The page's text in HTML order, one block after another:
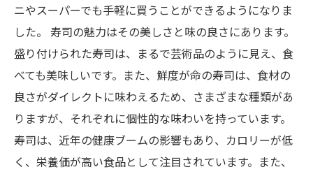
ニやスーパーでも手軽に買うことができるようになりま
した。 寿司の魅力はその美しさと味の良さにあります。
盛り付けられた寿司は、まるで芸術品のように見え、食
べても美味しいです。また、鮮度が命の寿司は、食材の
良さがダイレクトに味わえるため、さまざまな種類があ
りますが、それぞれに個性的な味わいを持っています。
寿司は、近年の健康ブームの影響もあり、カロリーが低
く、栄養価が高い食品として注目されています。また、